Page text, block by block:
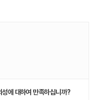
에 대하여 만족하십니까?